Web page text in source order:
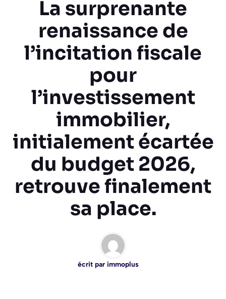
La surprenante
renaissance de
l’incitation fiscale
pour
l’investissement
immobilier,
initialement écartée
du budget 2026,
retrouve finalement
sa place.
écrit par immoplus